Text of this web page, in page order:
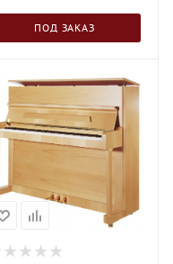
ПОД ЗАКАЗ